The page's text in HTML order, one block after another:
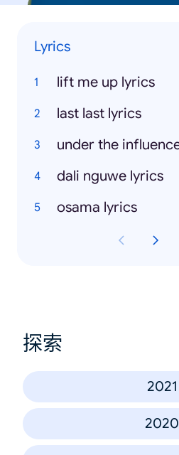
Lyrics
lift me up lyrics
last last lyrics
dali nguwe lyrics
osama lyrics
探索
2021
2020